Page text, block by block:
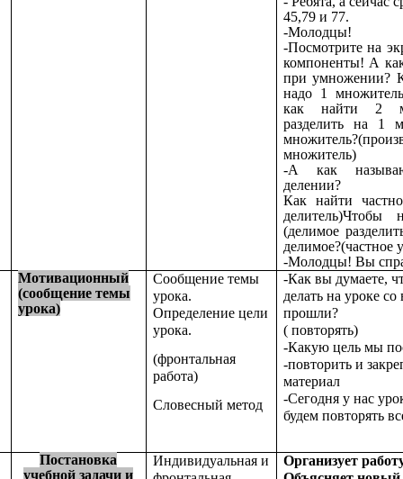
45,79 и 77.
-Молодцы!
-Посмотрите на
компоненты! А
при умножении?
надо 1
как найти 2
разделить на 1
множитель)
-А как
делении?
Как найти
делитель)Чтобы
(делимое
делимое?(частное
-Молодцы! Вы
Мотивационный
(сообщение темы
урока)
Сообщение темы
урока.
Определение цели
урока.
(фронтальная
работа)
Словесный метод
-Как вы думаете,
делать на уроке
прошли?
( повторять)
-Какую цель мы
-повторить и
материал
-Сегодня у нас
будем повторять
Постановка
учебной задачи и
Индивидуальная и
Организует